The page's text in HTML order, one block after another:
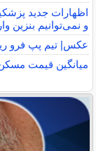
اظهارات جدید
و نمی‌توانیم بنزین
عکس| تیم پپ فرو
میانگین قیمت